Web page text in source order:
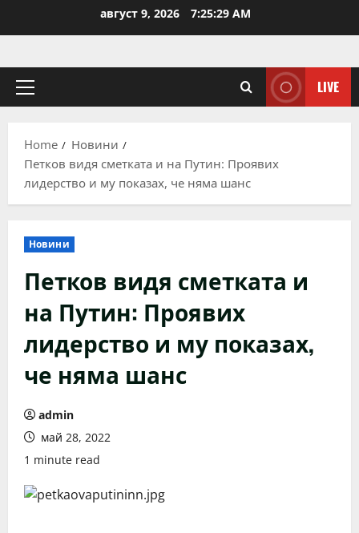
август 9, 2026 7:25:30 AM
Primary
LIVE
Home
Новини
Петков видя сметката и на Путин: Проявих
лидерство и му показах, че няма шанс
Новини
Петков видя сметката и
на Путин: Проявих
лидерство и му показах,
че няма шанс
admin
май 28, 2022
1 minute read